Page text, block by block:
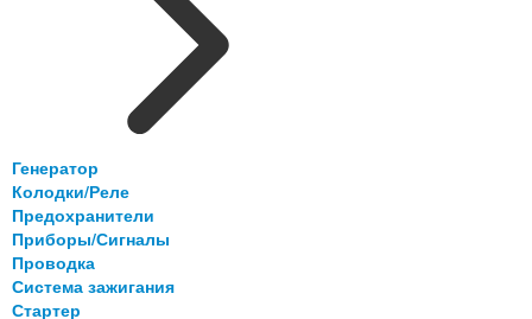
Генератор
Колодки/Реле
Предохранители
Приборы/Сигналы
Проводка
Система зажигания
Стартер